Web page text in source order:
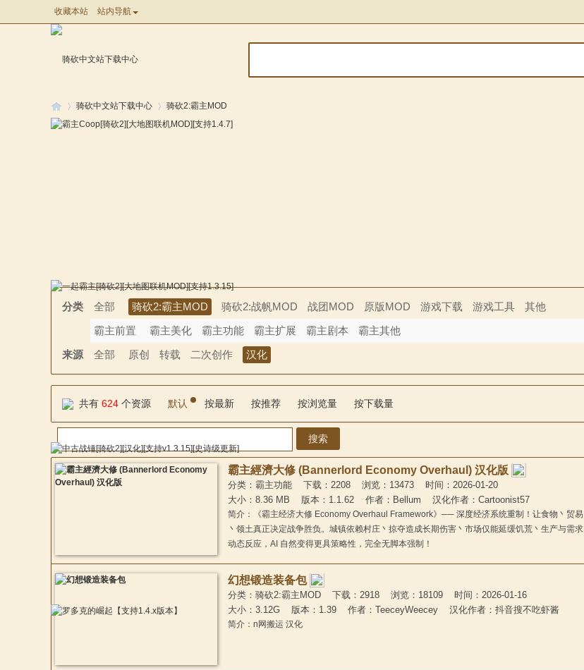
收藏本站 站内导航
与
骑砍中文站下载中心 骑砍2:霸主MOD
分类 全部 骑砍2:霸主MOD 骑砍2:战帆MOD 战团MOD 原版MOD 游戏下载 游戏工具
其他
霸主前置
霸主美化 霸主功能 霸主扩展 霸主剧本
霸主其他
来源
全部 原创 转载 二次创作 汉化
共有 624 个资源 默认 按最新 按推荐 按浏览量 按下载量
搜索
霸主經濟大修 (Bannerlord Economy Overhaul) 汉化版
分类：霸主功能 下载：2208 浏览：13473 时间：2026-01-20
大小：8.36 MB 版本：1.1.62 作者：Bellum 汉化作者：Cartoonist57
简介：《霸主经济大修 Economy Overhaul Framework》── 深度经济系统重制！让食物丶贸易
丶领土真正决定战争胜负。城镇依赖村庄丶掠夺造成长期伤害丶市场仅能延缓饥荒丶生产与需求
动态反应，AI 自然变得更具策略性，完全无脚本强制！
幻想锻造装备包
分类：骑砍2:霸主MOD 下载：2918 浏览：18109 时间：2026-01-16
大小：3.12G 版本：1.39 作者：TeeceyWeecey 汉化作者：抖音搜不吃虾酱
简介：n网搬运 汉化